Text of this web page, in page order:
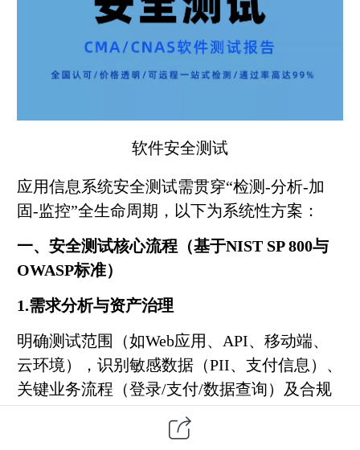
软件安全测试
应用信息系统安全测试需贯穿“检测-分析-加
固-监控”全生命周期，以下为系统性方案：
一、安全测试核心流程（基于NIST SP 800与
OWASP标准）
1.需求分析与资产治理
明确测试范围（如Web应用、API、移动端、
云环境），识别敏感数据（PII、支付信息）、
关键业务流程（登录/支付/数据查询）及合规
要求（GDPR-2026、ISO 27001、PCI DSS）。